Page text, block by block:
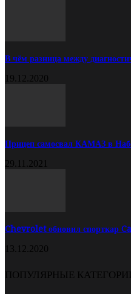
В чём разница между
19.12.2020
Прицеп самосвал КАМАЗ в
29.11.2021
Chevrolet обновил спорткар
13.12.2020
ПОПУЛЯРНЫЕ